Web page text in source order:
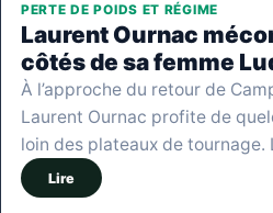
PERTE DE POIDS ET RÉGIME
Laurent Ournac
côtés de sa femme
À l’approche du retour de
Laurent Ournac profite de
loin des plateaux de tournage.
Lire